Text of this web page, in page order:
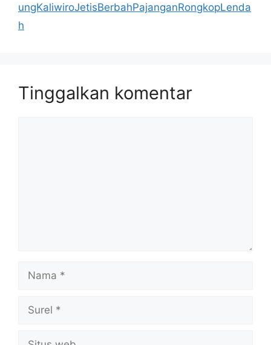
ungKaliwiroJetisBerbahPajanganRongkopLenda
h
Tinggalkan komentar